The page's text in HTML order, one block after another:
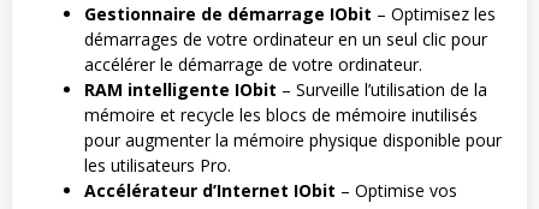
Gestionnaire de démarrage IObit – Optimisez les
démarrages de votre ordinateur en un seul clic pour
accélérer le démarrage de votre ordinateur.
RAM intelligente IObit – Surveille l’utilisation de la
mémoire et recycle les blocs de mémoire inutilisés
pour augmenter la mémoire physique disponible pour
les utilisateurs Pro.
Accélérateur d’Internet IObit – Optimise vos